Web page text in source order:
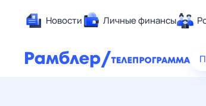
Новости Личные финансы